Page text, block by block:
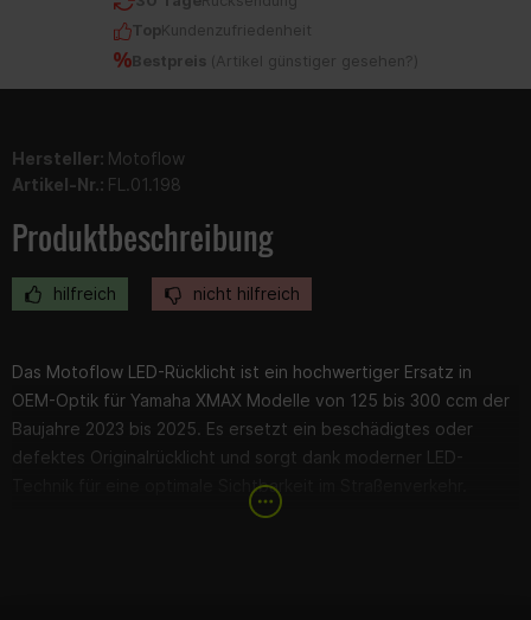
TopKundenzufriedenheit
Bestpreis ( Artikel günstiger gesehen? )
Hersteller: Motoflow
Artikel-Nr.: FL.01.198
Produktbeschreibung
hilfreich nicht hilfreich
Das Motoflow LED-Rücklicht ist ein hochwertiger Ersatz in
OEM-Optik für Yamaha XMAX Modelle von 125 bis 300 ccm der
Baujahre 2023 bis 2025. Es ersetzt ein beschädigtes oder
defektes Originalrücklicht und sorgt dank moderner LED-
Technik für eine optimale Sichtbarkeit im Straßenverkehr.